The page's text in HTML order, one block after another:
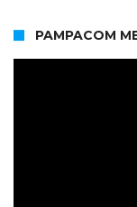
PAMPACOM